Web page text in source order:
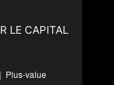
LE CAPITAL